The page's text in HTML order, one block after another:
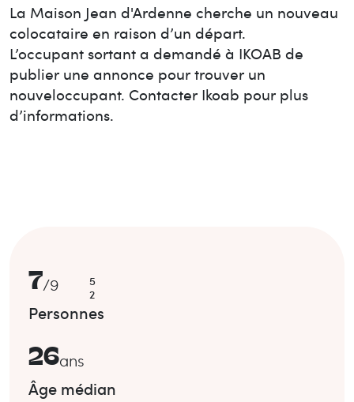
La Maison Jean d'Ardenne cherche un nouveau
colocataire en raison d’un départ.
L’occupant sortant a demandé à IKOAB de
publier une annonce pour trouver un
nouveloccupant. Contacter Ikoab pour plus
d’informations.
7/9
5
2
Personnes
26ans
Âge médian